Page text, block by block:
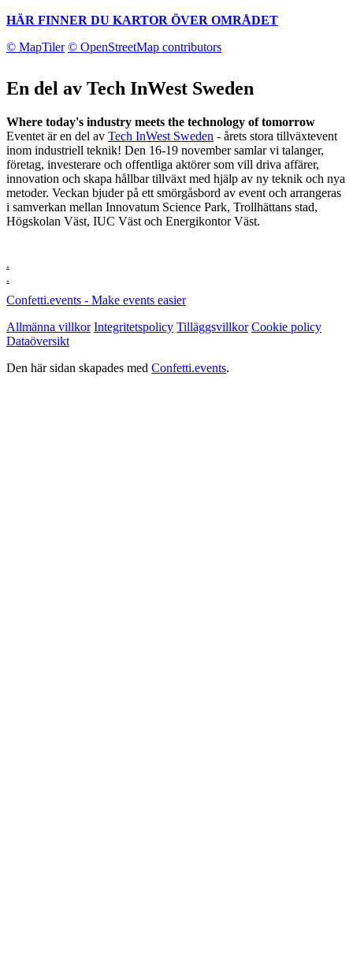
HÄR FINNER DU KARTOR ÖVER OMRÅDET
© MapTiler © OpenStreetMap contributors
En del av Tech InWest Sweden
Where today's industry meets the technology of tomorrow
Eventet är en del av Tech InWest Sweden - årets stora tillväxtevent
inom industriell teknik! Den 16-19 november samlar vi talanger,
företag, investerare och offentliga aktörer som vill driva affärer,
innovation och skapa hållbar tillväxt med hjälp av ny teknik och nya
metoder. ​​Veckan bjuder på ett smörgåsbord av event och arrangeras
i samverkan mellan Innovatum Science Park, Trollhättans stad,
Högskolan Väst, IUC Väst och Energikontor Väst.
.
.
Confetti.events - Make events easier
Allmänna villkor Integritetspolicy Tilläggsvillkor Cookie policy
Dataöversikt
Den här sidan skapades med Confetti.events.